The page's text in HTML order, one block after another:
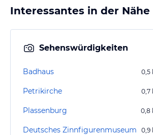
Interessantes in der Nähe
Sehenswürdigkeiten
Badhaus 0,5
Petrikirche 0,7
Plassenburg 0,8
Deutsches Zinnfigurenmuseum 0,9